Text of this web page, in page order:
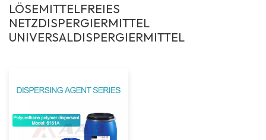
LÖSEMITTELFREIES
NETZDISPERGIERMITTEL
UNIVERSALDISPERGIERMITTEL